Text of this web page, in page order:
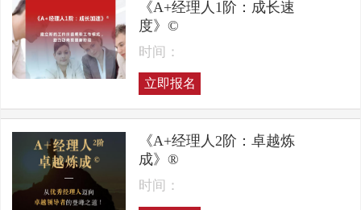
《A+经理人1阶：成长速
度》©
时间：
立即报名
《A+经理人2阶：卓越炼
成》®
时间：